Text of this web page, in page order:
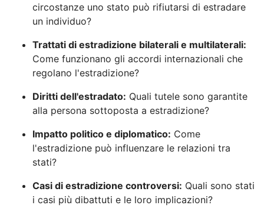
circostanze uno stato può rifiutarsi di estradare
un individuo?
Trattati di estradizione bilaterali e multilaterali:
Come funzionano gli accordi internazionali che
regolano l'estradizione?
Diritti dell'estradato: Quali tutele sono garantite
alla persona sottoposta a estradizione?
Impatto politico e diplomatico: Come
l'estradizione può influenzare le relazioni tra
stati?
Casi di estradizione controversi: Quali sono stati
i casi più dibattuti e le loro implicazioni?